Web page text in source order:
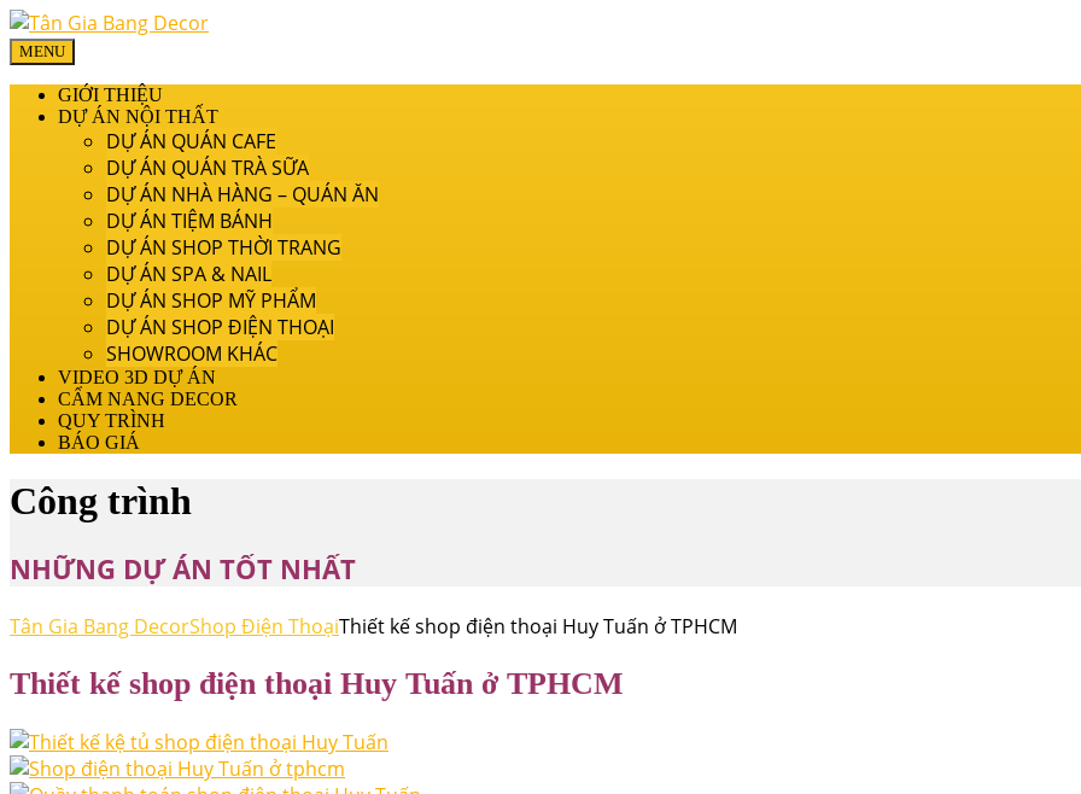
MENU
GIỚI THIỆU
DỰ ÁN NỘI THẤT
DỰ ÁN QUÁN CAFE
DỰ ÁN QUÁN TRÀ SỮA
DỰ ÁN NHÀ HÀNG – QUÁN ĂN
DỰ ÁN TIỆM BÁNH
DỰ ÁN SHOP THỜI TRANG
DỰ ÁN SPA & NAIL
DỰ ÁN SHOP MỸ PHẨM
DỰ ÁN SHOP ĐIỆN THOẠI
SHOWROOM KHÁC
VIDEO 3D DỰ ÁN
CẨM NANG DECOR
QUY TRÌNH
BÁO GIÁ
Công trình
NHỮNG DỰ ÁN TỐT NHẤT
Tân Gia Bang DecorShop Điện ThoạiThiết kế shop điện thoại Huy Tuấn ở TPHCM
Thiết kế shop điện thoại Huy Tuấn ở TPHCM